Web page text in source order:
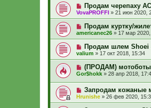
Продам черепаху
VovaPROFFI » 21 июн 2020,
Продам куртку/
americanec26 » 17 мар
Продам шлем Shoei
valium » 17 окт 2018, 15:34
(ПРОДАМ) мотоботы
Gor$hokk » 28 апр 2018,
Запродам кожаные
Hrunishe » 26 фев 2020,